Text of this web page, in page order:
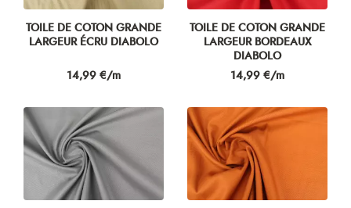
TOILE DE COTON GRANDE
LARGEUR ÉCRU DIABOLO
Prix
14,99 €/m
TOILE DE COTON GRANDE
LARGEUR BORDEAUX
DIABOLO
Prix
14,99 €/m